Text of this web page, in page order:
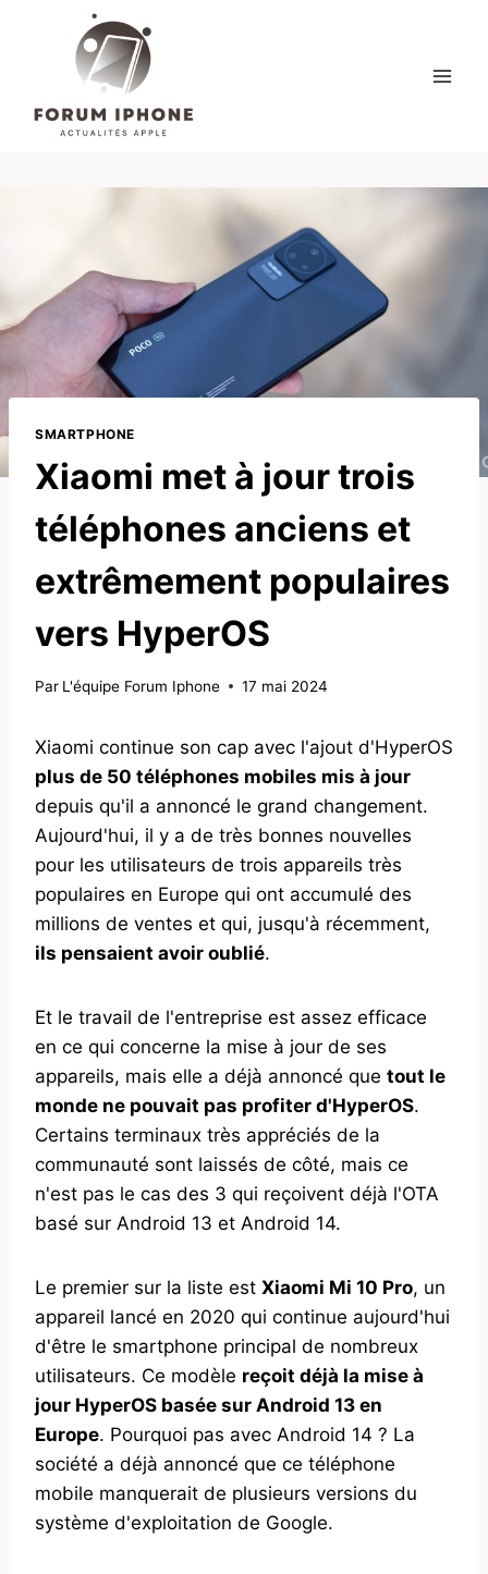
SMARTPHONE
Xiaomi met à jour trois
téléphones anciens et
extrêmement populaires
vers HyperOS
Par L'équipe Forum Iphone 17 mai 2024
Xiaomi continue son cap avec l'ajout d'HyperOS
plus de 50 téléphones mobiles mis à jour
depuis qu'il a annoncé le grand changement.
Aujourd'hui, il y a de très bonnes nouvelles
pour les utilisateurs de trois appareils très
populaires en Europe qui ont accumulé des
millions de ventes et qui, jusqu'à récemment,
ils pensaient avoir oublié.
Et le travail de l'entreprise est assez efficace
en ce qui concerne la mise à jour de ses
appareils, mais elle a déjà annoncé que tout le
monde ne pouvait pas profiter d'HyperOS.
Certains terminaux très appréciés de la
communauté sont laissés de côté, mais ce
n'est pas le cas des 3 qui reçoivent déjà l'OTA
basé sur Android 13 et Android 14.
Le premier sur la liste est Xiaomi Mi 10 Pro, un
appareil lancé en 2020 qui continue aujourd'hui
d'être le smartphone principal de nombreux
utilisateurs. Ce modèle reçoit déjà la mise à
jour HyperOS basée sur Android 13 en
Europe. Pourquoi pas avec Android 14 ? La
société a déjà annoncé que ce téléphone
mobile manquerait de plusieurs versions du
système d'exploitation de Google.